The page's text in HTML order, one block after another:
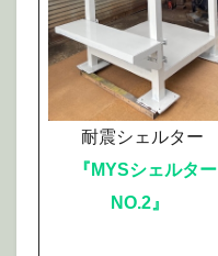
耐震シェルター
『MYSシェルター
NO.2』